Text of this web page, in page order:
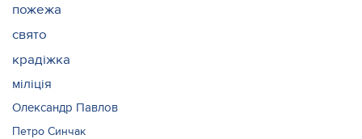
пожежа
свято
крадіжка
міліція
Олександр Павлов
Петро Синчак